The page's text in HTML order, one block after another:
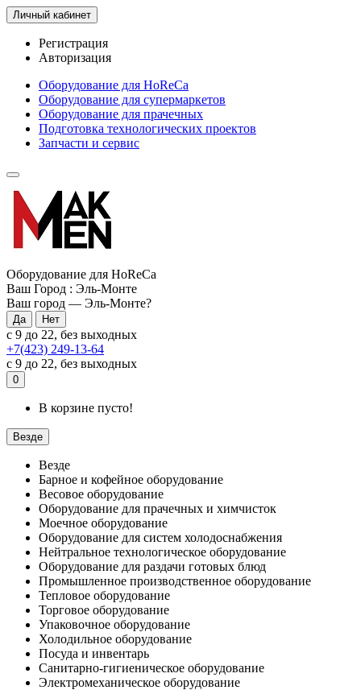
Личный кабинет
Регистрация
Авторизация
Оборудование для HoReCa
Оборудование для супермаркетов
Оборудование для прачечных
Подготовка технологических проектов
Запчасти и сервис
Оборудование для HoReCa
Ваш Город : Эль-Монте
Ваш город — Эль-Монте?
с 9 до 22, без выходных
+7(423) 249-13-64
с 9 до 22, без выходных
0
В корзине пусто!
Везде
Везде
Барное и кофейное оборудование
Весовое оборудование
Оборудование для прачечных и химчисток
Моечное оборудование
Оборудование для систем холодоснабжения
Нейтральное технологическое оборудование
Оборудование для раздачи готовых блюд
Промышленное производственное оборудование
Тепловое оборудование
Торговое оборудование
Упаковочное оборудование
Холодильное оборудование
Посуда и инвентарь
Санитарно-гигиеническое оборудование
Электромеханическое оборудование